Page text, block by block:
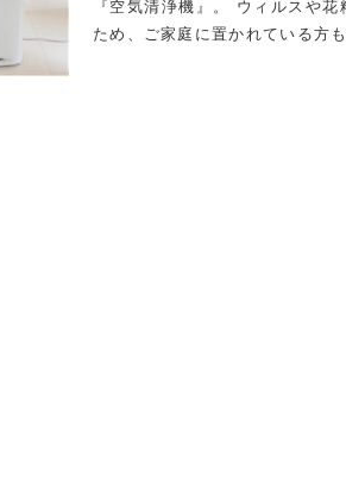
『空気清浄機』。 ウィルスや
ため、ご家庭に置かれている